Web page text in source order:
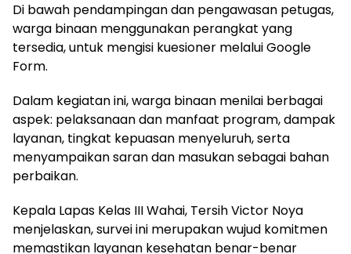
Di bawah pendampingan dan pengawasan petugas,
warga binaan menggunakan perangkat yang
tersedia, untuk mengisi kuesioner melalui Google
Form.
Dalam kegiatan ini, warga binaan menilai berbagai
aspek: pelaksanaan dan manfaat program, dampak
layanan, tingkat kepuasan menyeluruh, serta
menyampaikan saran dan masukan sebagai bahan
perbaikan.
Kepala Lapas Kelas III Wahai, Tersih Victor Noya
menjelaskan, survei ini merupakan wujud komitmen
memastikan layanan kesehatan benar-benar